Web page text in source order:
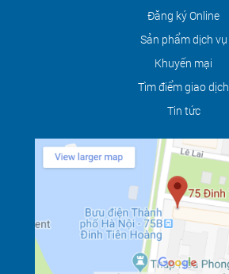
Đăng ký Online
Sản phẩm dịch vụ
Khuyến mại
Tìm điểm giao dịch
Tin tức